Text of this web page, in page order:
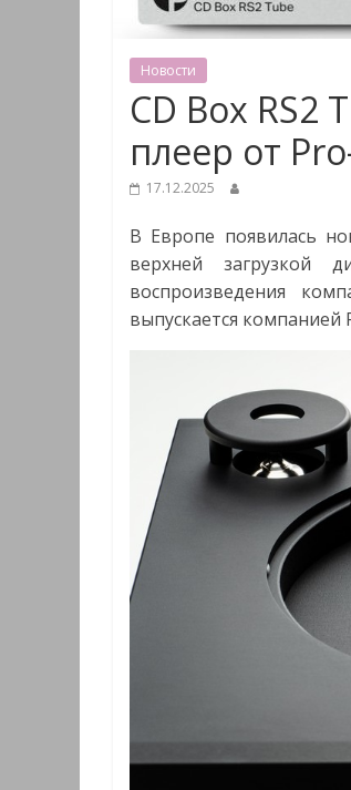
Новости
CD Box
плеер от
17.12.2025
В Европе появилась
верхней загрузкой
воспроизведения
выпускается компанией